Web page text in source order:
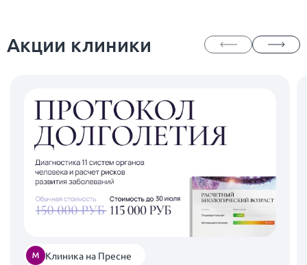
Акции клиники
Клиника на Пресне